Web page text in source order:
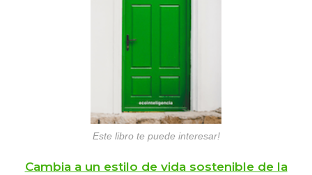
Este libro te puede interesar!
Cambia a un estilo de vida sostenible de la